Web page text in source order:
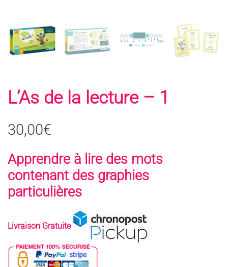
L’As de la lecture – 1
30,00€
Apprendre à lire des mots
contenant des graphies
particulières
Livraison Gratuite